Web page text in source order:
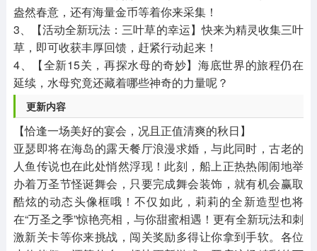
盎然春意，还有海量金币等着你来采集！
3、【活动全新玩法：三叶草的幸运】快来为精灵收集三叶
草，即可收获丰厚回馈，赶紧行动起来！
4、【全新15关，再探水母的奇妙】海底世界的旅程仍在
延续，水母究竟还藏着哪些神奇的力量呢？
更新内容
【恰逢一场美好的宴会，况且正值清爽的秋日】
亚瑟即将在海岛的露天餐厅浪漫求婚，与此同时，古老的
人鱼传说也在此处悄然浮现！此刻，船上正热热闹闹地举
办着万圣节怪诞舞会，只要完成舞会装饰，就有机会赢取
酷炫的动态头像框哦！不仅如此，莉莉的全新造型也将
在“万圣之季”惊艳亮相，与你甜蜜相遇！更有全新玩法和刺
激新关卡等你来挑战，闯关奖励多得让你拿到手软。各位